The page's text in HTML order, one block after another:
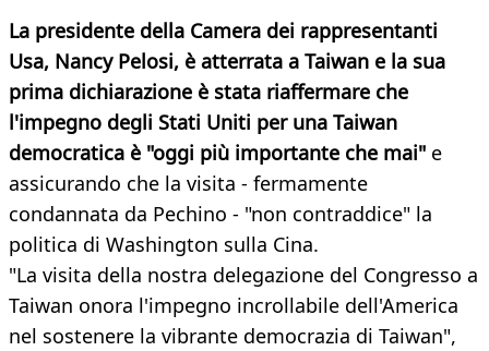
La presidente della Camera dei rappresentanti
Usa, Nancy Pelosi, è atterrata a Taiwan e la sua
prima dichiarazione è stata riaffermare che
l'impegno degli Stati Uniti per una Taiwan
democratica è "oggi più importante che mai" e
assicurando che la visita - fermamente
condannata da Pechino - "non contraddice" la
politica di Washington sulla Cina.
"La visita della nostra delegazione del Congresso a
Taiwan onora l'impegno incrollabile dell'America
nel sostenere la vibrante democrazia di Taiwan",